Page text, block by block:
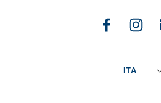
Facebook
ITA